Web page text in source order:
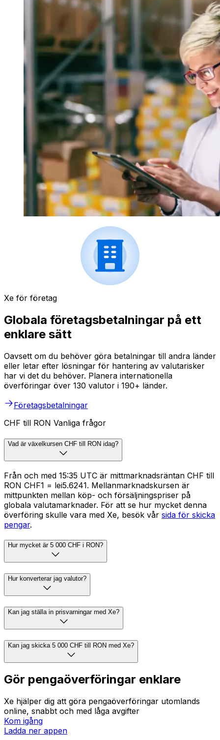
Xe för företag
Globala företagsbetalningar på ett
enklare sätt
Oavsett om du behöver göra betalningar till andra länder
eller letar efter lösningar för hantering av valutarisker
har vi det du behöver. Planera internationella
överföringar över 130 valutor i 190+ länder.
Företagsbetalningar
CHF till RON Vanliga frågor
Vad är växelkursen CHF till RON idag?
Från och med 15:35 UTC är mittmarknadsräntan CHF till
RON CHF1 = lei5.6241. Mellanmarknadskursen är
mittpunkten mellan köp- och försäljningspriser på
globala valutamarknader. För att se hur mycket denna
överföring skulle vara med Xe, besök vår sida för skicka
pengar.
Hur mycket är 5 000 CHF i RON?
Hur konverterar jag valutor?
Kan jag ställa in prisvarningar med Xe?
Kan jag skicka 5 000 CHF till RON med Xe?
Gör pengaöverföringar enklare
Xe hjälper dig att göra pengaöverföringar utomlands
online, snabbt och med låga avgifter
Kom igång
Ladda ner appen